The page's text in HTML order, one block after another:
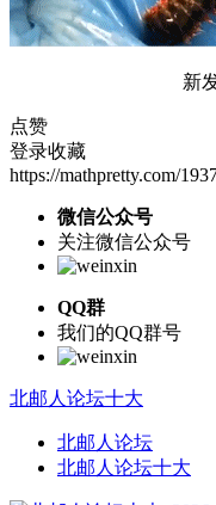
新
点赞
登录收藏
https://mathpretty.com/
微信公众号
关注微信公众号
QQ群
我们的QQ群号
北邮人论坛十大
北邮人论坛
北邮人论坛十大